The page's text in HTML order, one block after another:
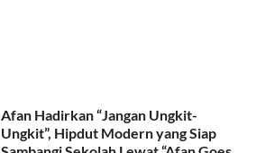
Afan Hadirkan “Jangan Ungkit-
Ungkit”, Hipdut Modern yang Siap